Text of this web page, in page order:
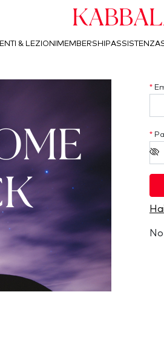
& LEZIONI MEMBERSHIPASSISTENZA
*
*